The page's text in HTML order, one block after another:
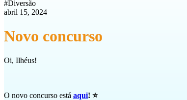
#Diversão
abril 15, 2024
Novo concurso
Oi, Ilhéus!
O novo concurso está aqui! ⭐